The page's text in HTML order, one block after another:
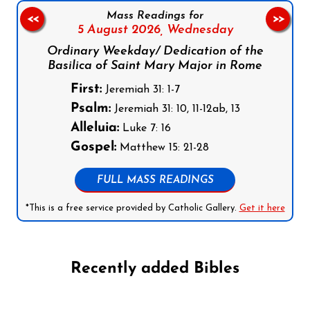
Mass Readings for
5 August 2026, Wednesday
Ordinary Weekday/ Dedication of the
Basilica of Saint Mary Major in Rome
First:Jeremiah 31: 1-7
Psalm:Jeremiah 31: 10, 11-12ab, 13
Alleluia:Luke 7: 16
Gospel:Matthew 15: 21-28
FULL MASS READINGS
*This is a free service provided by Catholic Gallery. Get it here
<< >>
Recently added Bibles